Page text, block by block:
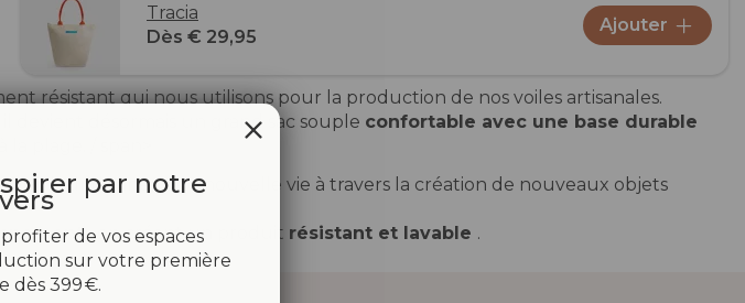
Tracia
Dès € 29,95
Ajouter
résistant qui nous utilisons pour la production de nos voiles artisanales.
désormais un grand sac souple confortable avec une base durable
plage. / span>
leur donner une nouvelle vie à travers la création de nouveaux objets
, en créant un produit résistant et lavable .
par notre
de vos espaces
sur votre première
dès 399 €.